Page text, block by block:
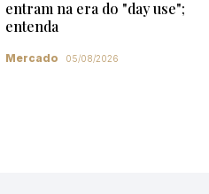
entram na era do "day use";
entenda
Mercado 05/08/2026